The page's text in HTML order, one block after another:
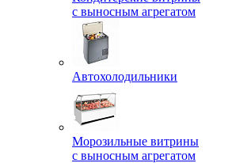
с выносным агрегатом
Автохолодильники
Морозильные витрины
с выносным агрегатом